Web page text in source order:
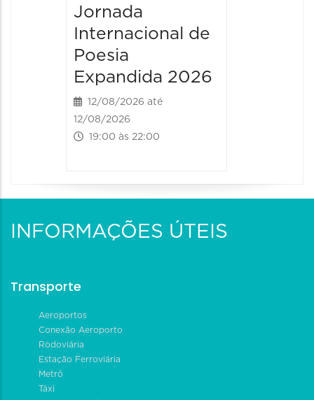
Jornada
Internacional de
Poesia
Expandida 2026
12/08/2026 até
12/08/2026
19:00 às 22:00
INFORMAÇÕES ÚTEIS
Transporte
Aeroportos
Conexão Aeroporto
Rodoviária
Estação Ferroviária
Metrô
Táxi